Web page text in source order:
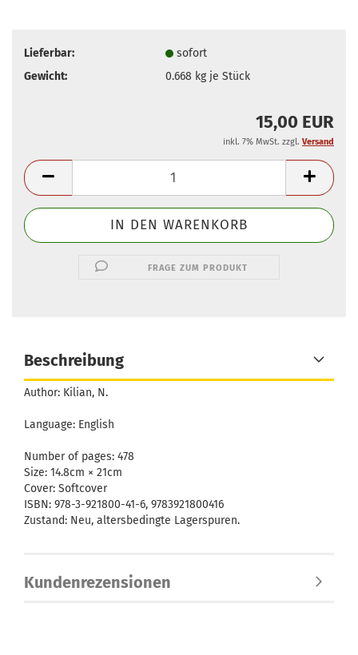
Lieferbar:
sofort
Gewicht:
0.668 kg je Stück
15,00 EUR
inkl. 7% MwSt. zzgl. Versand
FRAGE ZUM PRODUKT
Beschreibung
Author: Kilian, N.
Language: English
Number of pages: 478
Size: 14.8cm × 21cm
Cover: Softcover
ISBN: 978-3-921800-41-6, 9783921800416
Zustand: Neu, altersbedingte Lagerspuren.
Kundenrezensionen